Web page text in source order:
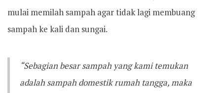
mulai memilah sampah agar tidak lagi membuang
sampah ke kali dan sungai.
“Sebagian besar sampah yang kami temukan
adalah sampah domestik rumah tangga, maka